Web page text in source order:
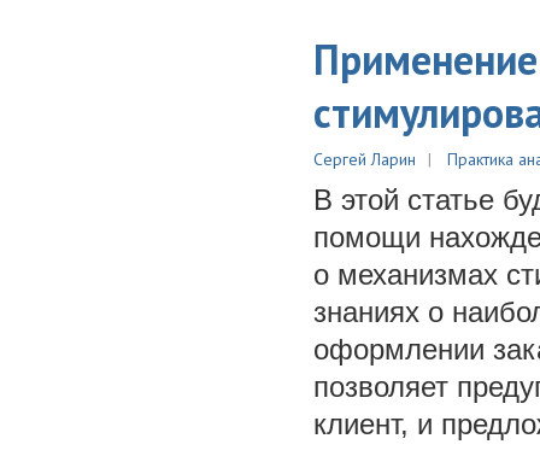
Сергей Ларин Практика
В этой статье
помощи
о механизмах
знаниях о
оформлении
позволяет
клиент, и